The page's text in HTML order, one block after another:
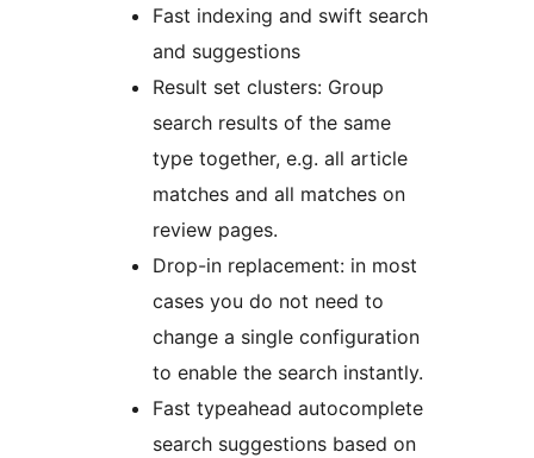
Fast indexing and swift search
and suggestions
Result set clusters: Group
search results of the same
type together, e.g. all article
matches and all matches on
review pages.
Drop-in replacement: in most
cases you do not need to
change a single configuration
to enable the search instantly.
Fast typeahead autocomplete
search suggestions based on